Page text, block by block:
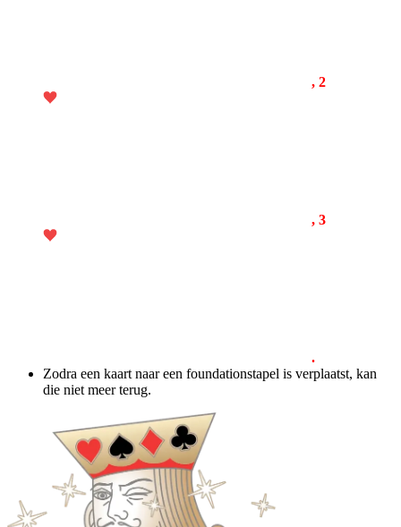
, 2
, 3
.
Zodra een kaart naar een foundationstapel is verplaatst, kan
die niet meer terug.